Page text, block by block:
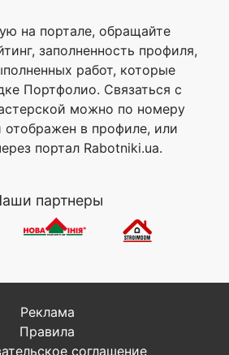
на портале, обращайте
заполненность профиля,
работ, которые
Портфолио. Связаться с
можно по номеру
отображен в профиле, или
портал Rabotniki.ua.
партнеры
Реклама
Правила
соглашение